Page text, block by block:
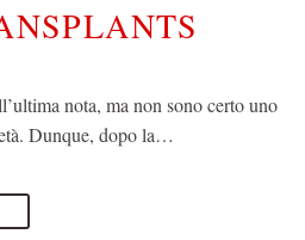
nota, ma non sono certo uno
Dunque, dopo la…